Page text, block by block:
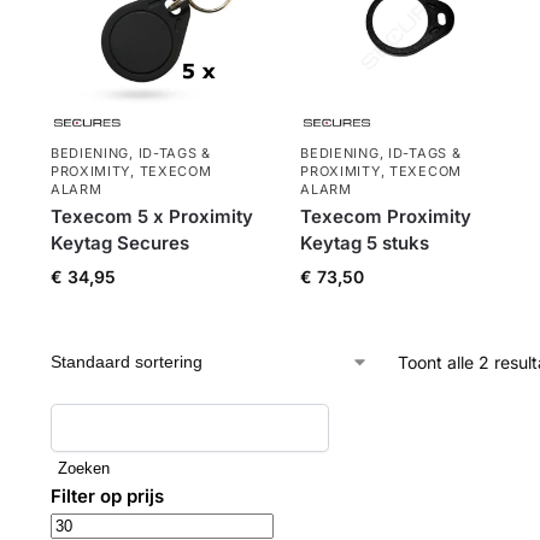
BEDIENING, ID-TAGS &
PROXIMITY, TEXECOM
ALARM
Texecom 5 x Proximity
Keytag Secures
€ 34,95
BEDIENING, ID-TAGS &
PROXIMITY,TEXECOM
ALARM
Texecom Proximity
Keytag 5 stuks
€ 73,50
Toont alle 2
Zoeken
Filter op prijs